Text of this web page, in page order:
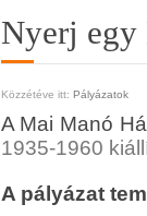
Nyerj egy
Közzétéve itt: Pályázatok
A Mai Manó
1935-1960
A pályázat